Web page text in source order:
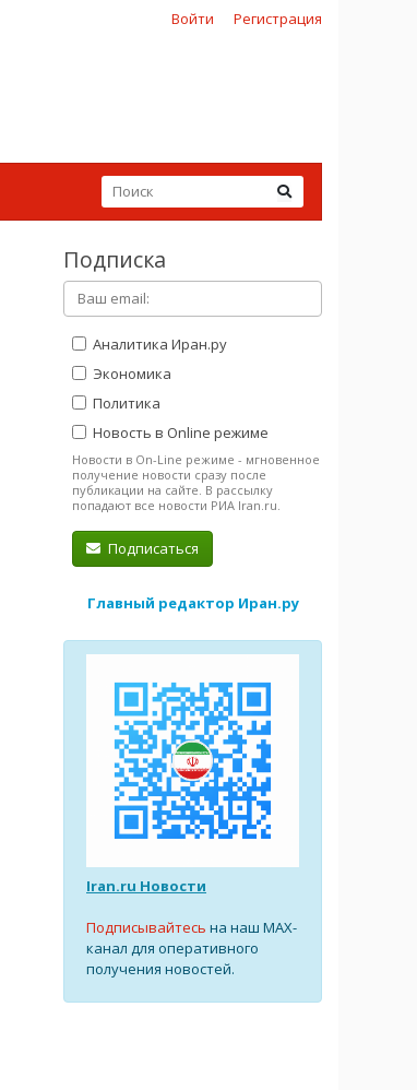
Войти Регистрация
Подписка
Аналитика Иран.ру
Экономика
Политика
Новость в Online режиме
Новости в On-Line режиме - мгновенное
получение новости сразу после
публикации на сайте. В рассылку
попадают все новости РИА Iran.ru.
Подписаться
Главный редактор Иран.ру
Iran.ru Новости
Подписывайтесь на наш MAX-
канал для оперативного
получения новостей.